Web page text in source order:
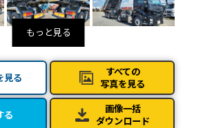
見る
る
すべての
写真を見る
画像一括
ダウンロード